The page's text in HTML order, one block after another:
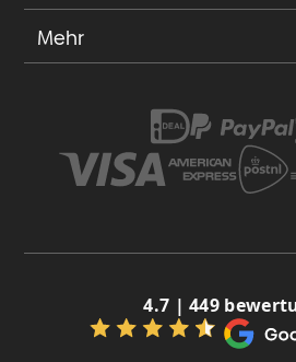
Mehr
4.7 | 449